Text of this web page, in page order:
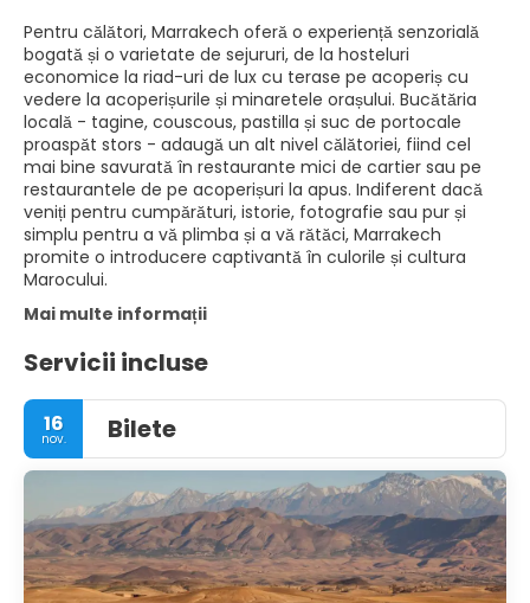
Pentru călători, Marrakech oferă o experiență senzorială
bogată și o varietate de sejururi, de la hosteluri
economice la riad-uri de lux cu terase pe acoperiș cu
vedere la acoperișurile și minaretele orașului. Bucătăria
locală - tagine, couscous, pastilla și suc de portocale
proaspăt stors - adaugă un alt nivel călătoriei, fiind cel
mai bine savurată în restaurante mici de cartier sau pe
restaurantele de pe acoperișuri la apus. Indiferent dacă
veniți pentru cumpărături, istorie, fotografie sau pur și
simplu pentru a vă plimba și a vă rătăci, Marrakech
promite o introducere captivantă în culorile și cultura
Marocului.
Mai multe informații
Servicii incluse
16
nov. Bilete